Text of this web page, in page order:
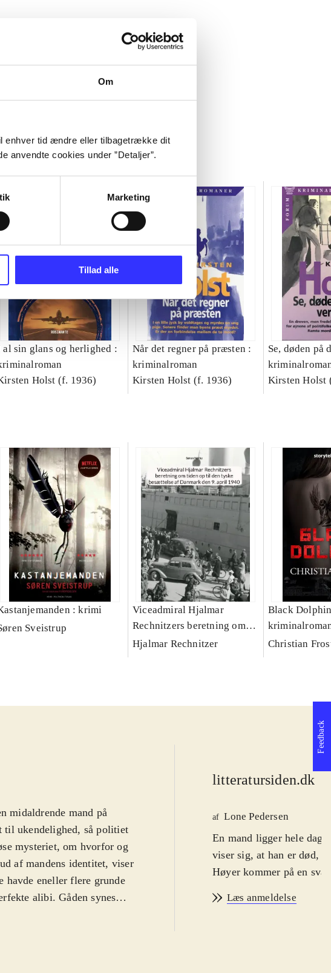
Om
enhver tid ændre eller tilbagetrække dit
anvendte cookies under ”Detaljer”.
Marketing
Tillad alle
al sin glans og herlighed :
Holst (f. 1936)
Når det regner på præsten :
kriminalroman
Kirsten Holst (f. 1936)
Se, døden på
Kirsten Holst
: krimi
Sveistrup
Viceadmiral Hjalmar
Rechnitzers beretning om
tiden op til den tyske
Hjalmar Rechnitzer
Black
Christian
midaldrende mand på
til ukendelighed, så politiet
mysteriet, om hvorfor og
af mandens identitet, viser
havde eneller flere grunde
alibi. Gåden synes
og miljøskildring gør
litteratursiden.dk
af Lone Pedersen
En mand ligger hele
viser sig, at han er død,
Høyer kommer på en
Læs anmeldelse
Feedback